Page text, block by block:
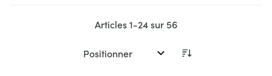
Articles1-24sur56
Trier par: